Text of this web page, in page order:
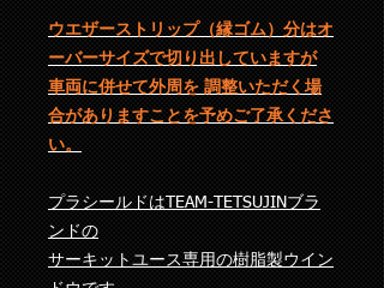
ウエザーストリップ（縁ゴム）分はオ
ーバーサイズで切り出していますが
車両に併せて外周を 調整いただく場
合がありますことを予めご了承くださ
い。
プラシールドはTEAM-TETSUJINブラ
ンドの
サーキットユース専用の樹脂製ウイン